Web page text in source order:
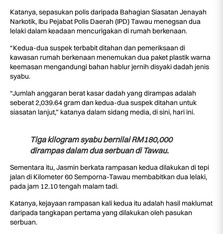
Katanya, sepasukan polis daripada Bahagian Siasatan Jenayah
Narkotik, Ibu Pejabat Polis Daerah (IPD) Tawau menegsan dua
lelaki dalam keadaan mencurigakan di rumah berkenaan.
“Kedua-dua suspek terbabit ditahan dan pemeriksaan di
kawasan rumah berkenaan menemukan dua paket plastik warna
keemasan mengandungi bahan hablur jernih disyaki dadah jenis
syabu.
“Jumlah anggaran berat kasar dadah yang dirampas adalah
seberat 2,039.64 gram dan kedua-dua suspek ditahan untuk
siasatan lanjut,” katanya dalam sidang media, di sini, hari ini.
Tiga kilogram syabu bernilai RM180,000
dirampas dalam dua serbuan di Tawau.
Sementara itu, Jasmin berkata rampasan kedua dilakukan di tepi
jalan di Kilometer 60 Semporna-Tawau membabitkan dua lelaki,
pada jam 12.10 tengah malam tadi.
Katanya, kejayaan rampasan kali kedua itu adalah hasil maklumat
daripada tangkapan pertama yang dilakukan oleh pasukan
serbuan.